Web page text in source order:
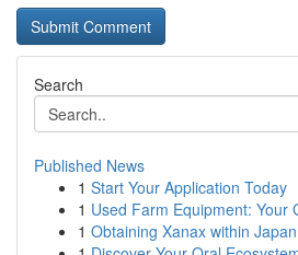
Search
Published News
1 Start Your Application Today
1 Used Farm Equipment: Your
1 Obtaining Xanax within Japan